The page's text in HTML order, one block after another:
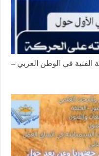
الفنية في الوطن العربي –